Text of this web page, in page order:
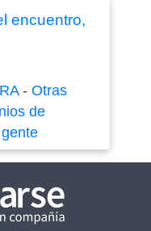
encuentro,
- Otras
de